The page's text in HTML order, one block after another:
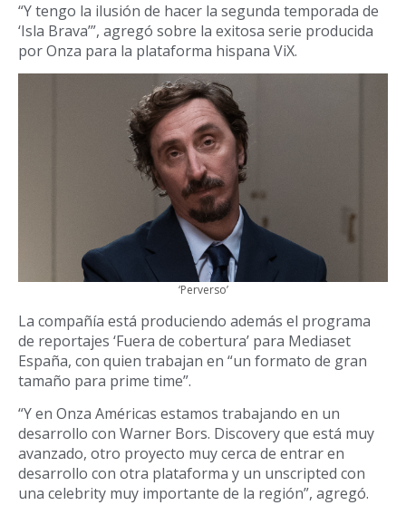
“Y tengo la ilusión de hacer la segunda temporada de
‘Isla Brava’”, agregó sobre la exitosa serie producida
por Onza para la plataforma hispana ViX.
‘Perverso’
La compañía está produciendo además el programa
de reportajes ‘Fuera de cobertura’ para Mediaset
España, con quien trabajan en “un formato de gran
tamaño para prime time”.
“Y en Onza Américas estamos trabajando en un
desarrollo con Warner Bors. Discovery que está muy
avanzado, otro proyecto muy cerca de entrar en
desarrollo con otra plataforma y un unscripted con
una celebrity muy importante de la región”, agregó.